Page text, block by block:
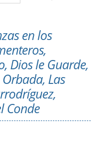
en los
Dios le Guarde,
Las
Conde